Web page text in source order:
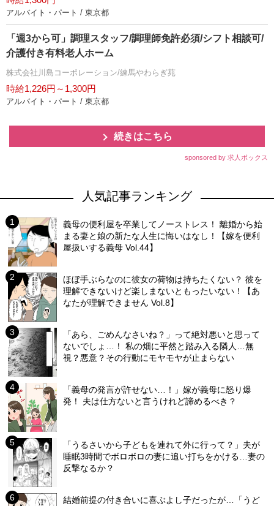
アルバイト・パート / 東京都
「週3から可」調理スタッフ/調理師免許必須/シフト相談可/
介護付き有料老人ホーム
株式会社川島コーポレーション/練馬やわらぎ苑
時給1,226円～1,300円
アルバイト・パート / 東京都
続きはこちら
sponsored by 求人ボックス
人気記事ランキング
義母の便利屋を卒業してノーストレス！ 離婚から始
まる妻と娘の新たな人生に悔いはなし！【嫁を便利
屋扱いする義母 Vol.44】
ほぼ手ぶらなのに彼女の荷物は持ちたくない？ 彼を
理解できないけど楽しまないともったいない！【あ
なたが理解できません Vol.8】
「あら、ごめんなさいね？」って絶対悪いと思って
ないでしょ…！ 私の畑に平然と踏み入る隣人…無
視？悪意？その行動にモヤモヤが止まらない
「義母の発言が許せない…！」嫁が義母に怒り爆
発！ 夫は仕方ないと言うけれど諦めるべき？
「うるさいから子どもを連れて外に行って？」夫が
睡眠3時間でボロボロの妻に追い打ちをかける…妻の
反撃なるか？
結婚前提の付き合いに喜ぶよし子だったが…「うど